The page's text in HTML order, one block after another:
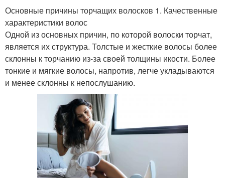
Основные причины торчащих волосков 1. Качественные
характеристики волос
Одной из основных причин, по которой волоски торчат,
является их структура. Толстые и жесткие волосы более
склонны к торчанию из-за своей толщины икости. Более
тонкие и мягкие волосы, напротив, легче укладываются
и менее склонны к непослушанию.